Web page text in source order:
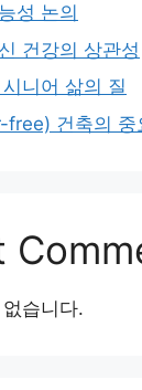
성 논의
건강의 상관성
니어 삶의 질
free) 건축의 중
습니다.